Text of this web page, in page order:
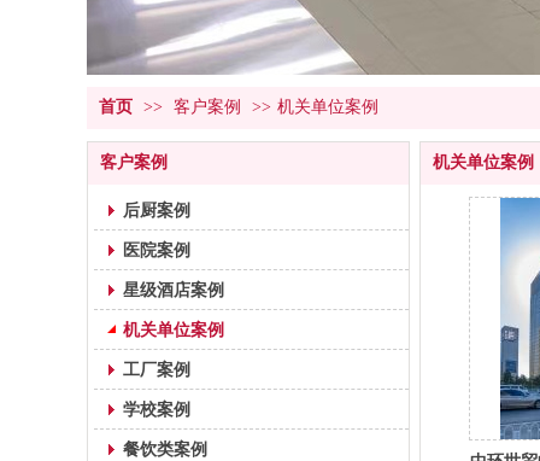
首页 >> 客户案例 >> 机关单位案例
客户案例
后厨案例
医院案例
星级酒店案例
机关单位案例
工厂案例
学校案例
餐饮类案例
机关单位案例